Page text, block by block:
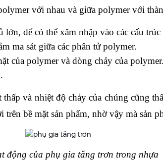
với nhau và giữa polymer với
để có thể xâm nhập vào các cấu
ma sát giữa các phân tử polymer.
của polymer và dòng chảy của
và nhiệt độ chảy của chúng cũng
bề mặt sản phẩm, nhờ vậy mà sản
động của phụ gia tăng trơn trong nhựa